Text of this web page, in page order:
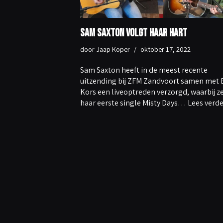
Sam Saxton volgt haar hart
door Jaap Koper oktober 17, 2022
Sam Saxton heeft in de meest recente
uitzending bij ZFM Zandvoort samen met
Kors een liveoptreden verzorgd, waarbij ze
haar eerste single Misty Days… Lees